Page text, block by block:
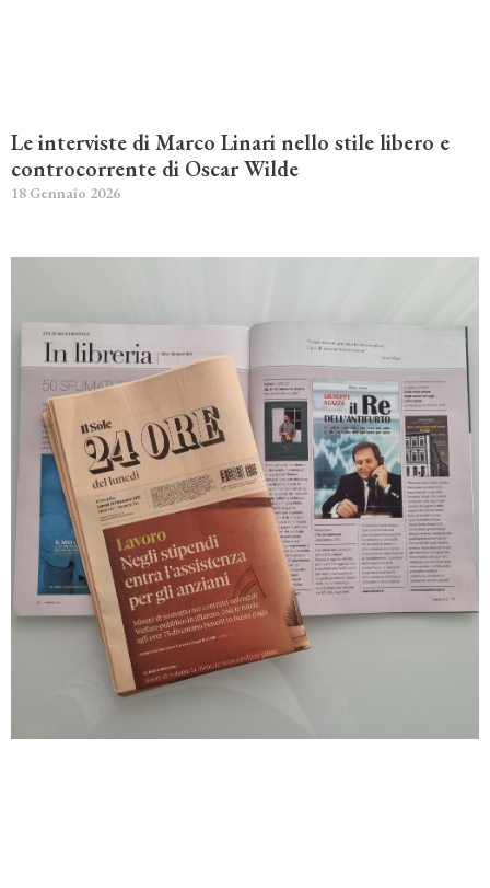
Le interviste di Marco Linari nello stile libero e
controcorrente di Oscar Wilde
18 Gennaio 2026